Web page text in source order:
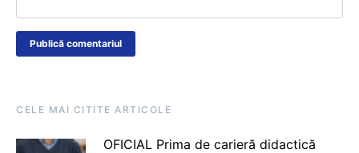
CELE MAI CITITE ARTICOLE
OFICIAL Prima de carieră didactică